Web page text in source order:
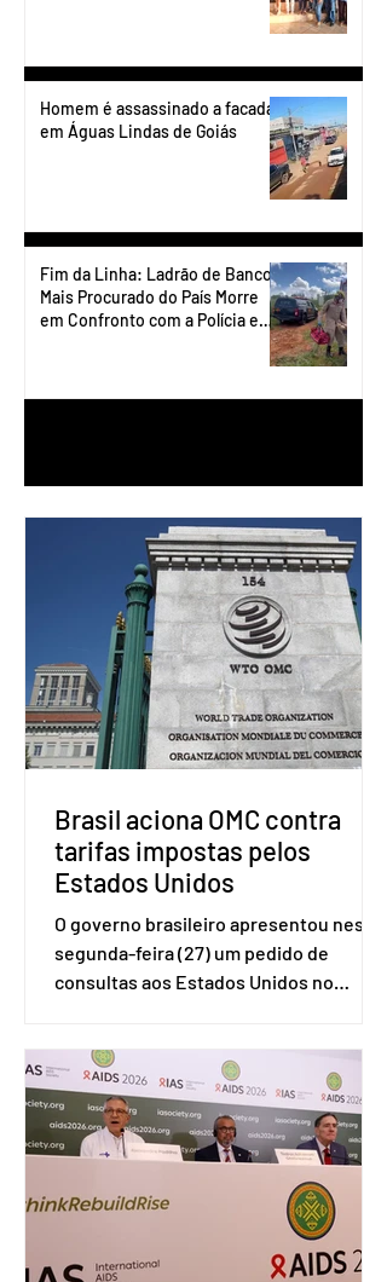
Homem é assassinado a facadas
em Águas Lindas de Goiás
Fim da Linha: Ladrão de Banco
Mais Procurado do País Morre
em Confronto com a Polícia em
Brasil aciona OMC contra
tarifas impostas pelos
Estados Unidos
O governo brasileiro apresentou nesta
segunda-feira (27) um pedido de
consultas aos Estados Unidos no
(OMC), contestando duas medidas
tarifárias adotadas pelo país norte-
americano com base na Seção 301 da
Lei de Comércio de 1974. Segundo nota
divulgada pelo Ministério das Relações
Exteriores, o Brasil considera que as
incompatíveis com as obrigações